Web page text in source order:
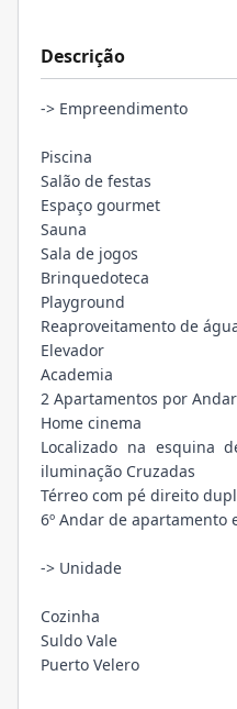
Descrição
-> Empreendimento
Piscina
Salão de festas
Espaço gourmet
Sauna
Sala de jogos
Brinquedoteca
Playground
Reaproveitamento de
Elevador
Academia
2 Apartamentos por Andar
Home cinema
Localizado na esquina
iluminação Cruzadas
Térreo com pé direito
6º Andar de apartamento
-> Unidade
Cozinha
Suldo Vale
Puerto Velero